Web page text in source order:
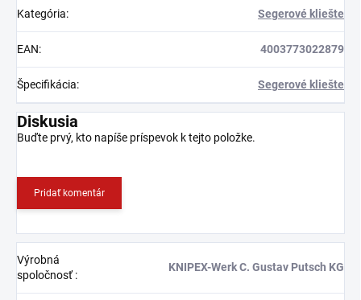
Kategória: Segerové kliešte
EAN: 4003773022879
Špecifikácia: Segerové kliešte
Diskusia
Buďte prvý, kto napíše príspevok k tejto položke.
Pridať komentár
Výrobná
spoločnosť:
KNIPEX-Werk C. Gustav Putsch KG